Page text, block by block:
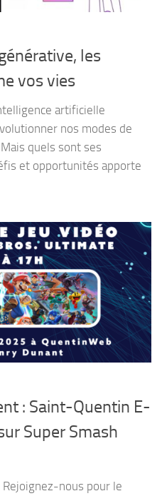
les
vos vies
artificielle
nos modes de
quels sont ses
et opportunités apporte
: Saint-Quentin E-
Super Smash
nous pour le